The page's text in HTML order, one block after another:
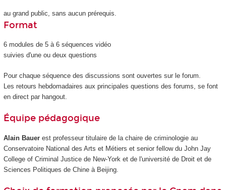
au grand public, sans aucun prérequis.
Format
6 modules de 5 à 6 séquences vidéo
suivies d'une ou deux questions
Pour chaque séquence des discussions sont ouvertes sur le forum.
Les retours hebdomadaires aux principales questions des forums, se font
en direct par hangout.
Équipe pédagogique
Alain Bauer est professeur titulaire de la chaire de criminologie au
Conservatoire National des Arts et Métiers et senior fellow du John Jay
College of Criminal Justice de New-York et de l'université de Droit et de
Sciences Politiques de Chine à Beijing.